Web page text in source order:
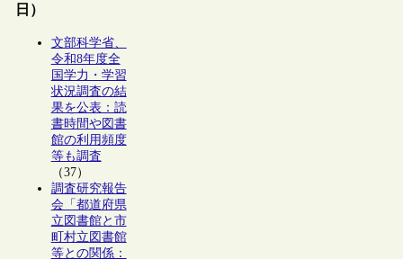
日）
文部科学省、
令和8年度全
国学力・学習
状況調査の結
果を公表：読
書時間や図書
館の利用頻度
等も調査
（37）
調査研究報告
会「都道府県
立図書館と市
町村立図書館
等との関係：